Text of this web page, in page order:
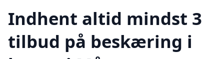
Indhent altid mindst 3
tilbud på beskæring i